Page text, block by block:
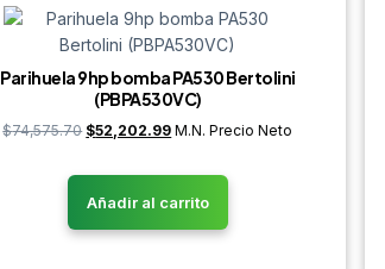
Parihuela 9hp bomba PA530 Bertolini
(PBPA530VC)
$74,575.70 $52,202.99 M.N. Precio Neto
Añadir al carrito